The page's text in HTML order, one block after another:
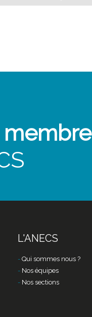
membre
L'ANECS
Qui sommes nous ?
Nos équipes
Nos sections